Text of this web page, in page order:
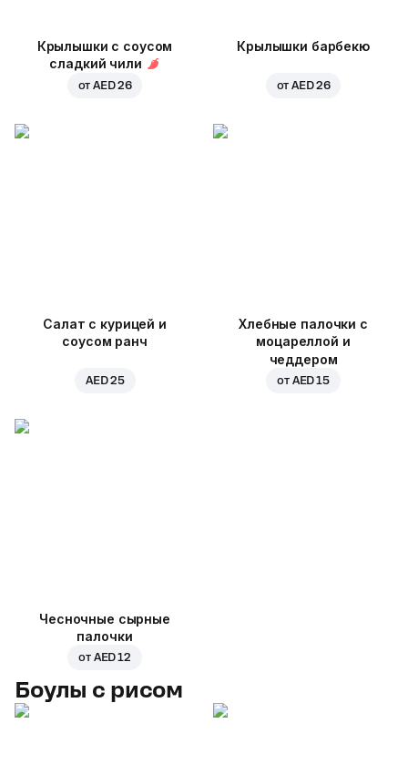
Крылышки с соусом
сладкий чили
отAED 26
Крылышки барбекю
отAED 26
Салат с курицей и
соусом ранч
AED 25
Хлебные палочки с
моцареллой и
чеддером
от AED 15
Чесночные сырные
палочки
от AED 12
Боулы с рисом